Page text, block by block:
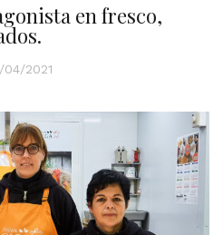
en fresco,
04/2021